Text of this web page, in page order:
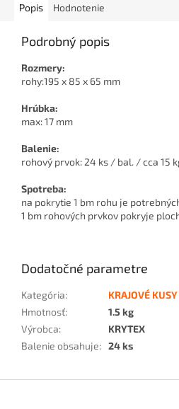
Popis Hodnotenie
Podrobný popis
Rozmery:
rohy:195 x 85 x 65 mm
Hrúbka:
max: 17 mm
Balenie:
rohový prvok: 24 ks / bal. / cca 15
Spotreba:
na pokrytie 1 bm rohu je
1 bm rohových prvkov pokryje
Dodatočné parametre
Kategória:
KRAJOVÉ
Hmotnosť:
1.5 kg
Výrobca:
KRYTEX
Balenie obsahuje: 24 ks